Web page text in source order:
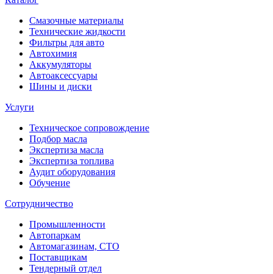
Смазочные материалы
Технические жидкости
Фильтры для авто
Автохимия
Аккумуляторы
Автоаксессуары
Шины и диски
Услуги
Техническое сопровождение
Подбор масла
Экспертиза масла
Экспертиза топлива
Аудит оборудования
Обучение
Сотрудничество
Промышленности
Автопаркам
Автомагазинам, СТО
Поставщикам
Тендерный отдел